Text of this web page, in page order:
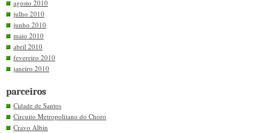
agosto 2010
julho 2010
junho 2010
maio 2010
abril 2010
fevereiro 2010
janeiro 2010
parceiros
Cidade de Santos
Circuito Metropolitano do Choro
Cravo Albin